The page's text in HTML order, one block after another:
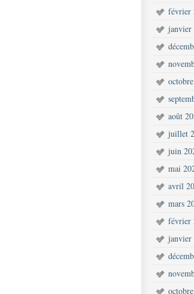
février
janvier
août
juillet
juin
mai
avril
mars
février
janvier